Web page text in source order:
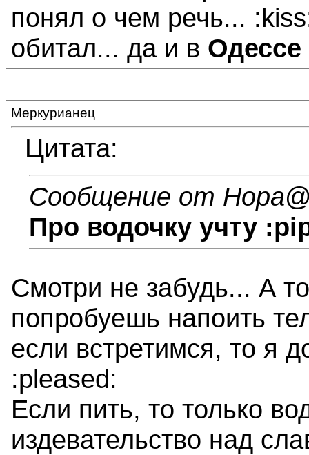
понял о чем речь...
обитал... да и в Одессе
Меркурианец
Цитата:
Сообщение от Нора
Про водочку учту
Смотри не забудь... А
попробуешь напоить
если встретимся, то я
:pleased:
Если пить, то только
издевательство над